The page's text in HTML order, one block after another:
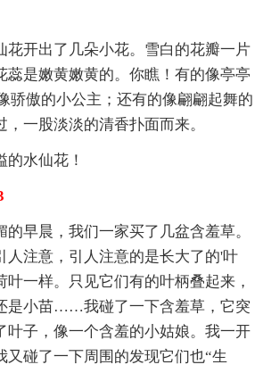
花开出了几朵小花。雪白的花瓣一片
蕊是嫩黄嫩黄的。你瞧！有的像亭亭
骄傲的小公主；还有的像翩翩起舞的
一股淡淡的清香扑面而来。
的水仙花！
的早晨，我们一家买了几盆含羞草。
人注意，引人注意的是长大了的'叶
一样。只见它们有的叶柄叠起来，
是小苗……我碰了一下含羞草，它突
叶子，像一个含羞的小姑娘。我一开
又碰了一下周围的发现它们也“生